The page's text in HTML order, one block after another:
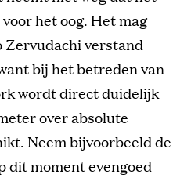
het oog. Het mag
verstand
bij het betreden van
wordt direct duidelijk
over absolute
Neem bijvoorbeeld de
dit moment evengoed